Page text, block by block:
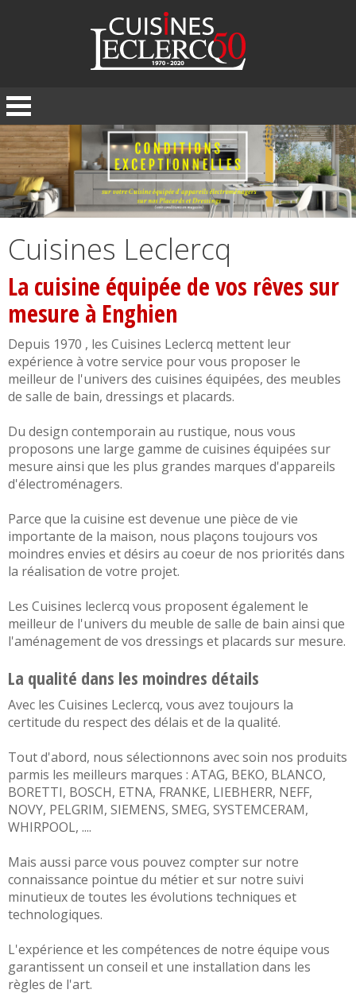
Cuisines Leclercq
La cuisine équipée de vos rêves sur
mesure à Enghien
Depuis 1970 , les Cuisines Leclercq mettent leur
expérience à votre service pour vous proposer le
meilleur de l'univers des cuisines équipées, des meubles
de salle de bain, dressings et placards.
Du design contemporain au rustique, nous vous
proposons une large gamme de cuisines équipées sur
mesure ainsi que les plus grandes marques d'appareils
d'électroménagers.
Parce que la cuisine est devenue une pièce de vie
importante de la maison, nous plaçons toujours vos
moindres envies et désirs au coeur de nos priorités dans
la réalisation de votre projet.
Les Cuisines leclercq vous proposent également le
meilleur de l'univers du meuble de salle de bain ainsi que
l'aménagement de vos dressings et placards sur mesure.
La qualité dans les moindres détails
Avec les Cuisines Leclercq, vous avez toujours la
certitude du respect des délais et de la qualité.
Tout d'abord, nous sélectionnons avec soin nos produits
parmis les meilleurs marques : ATAG, BEKO, BLANCO,
BORETTI, BOSCH, ETNA, FRANKE, LIEBHERR, NEFF,
NOVY, PELGRIM, SIEMENS, SMEG, SYSTEMCERAM,
WHIRPOOL, ....
Mais aussi parce vous pouvez compter sur notre
connaissance pointue du métier et sur notre suivi
minutieux de toutes les évolutions techniques et
technologiques.
L'expérience et les compétences de notre équipe vous
garantissent un conseil et une installation dans les
règles de l'art.